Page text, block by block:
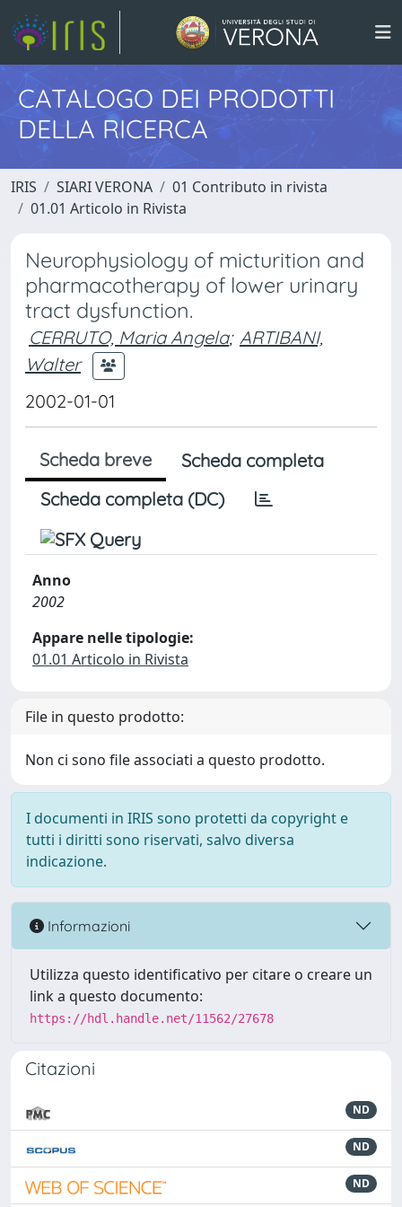
CATALOGO DEI PRODOTTI
DELLA RICERCA
IRIS SIARI VERONA
01 Contributo in rivista
01.01 Articolo in Rivista
Neurophysiology of micturition and
pharmacotherapy of lower urinary
tract dysfunction.
CERRUTO, Maria Angela; ARTIBANI,
Walter
2002-01-01
Scheda breve
Scheda completa
Scheda completa (DC)
Anno
2002
Appare nelle tipologie:
01.01 Articolo in Rivista
File in questo prodotto:
Non ci sono file associati a questo prodotto.
I documenti in IRIS sono protetti da copyright e
tutti i diritti sono riservati, salvo diversa
indicazione.
Informazioni
Utilizza questo identificativo per citare o creare un
link a questo documento:
https://hdl.handle.net/11562/27678
Citazioni
ND
ND
ND